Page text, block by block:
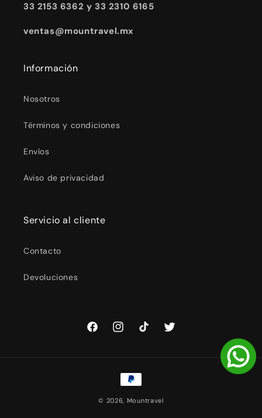
33 2153 6362 y 33 2310 6165
ventas@mountravel.mx
Información
Nosotros
Términos y condiciones
Envíos
Aviso de privacidad
Servicio al cliente
Contacto
Devoluciones
FacebookInstagramTikTok Twitter
Formas
de
pago
© 2026, Mountravel